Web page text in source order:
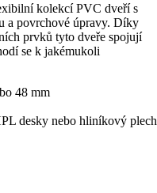
kolekcí PVC dveří s
a povrchové úpravy. Díky
prvků tyto dveře spojují
se k jakémukoli
48 mm
desky nebo hliníkový plech